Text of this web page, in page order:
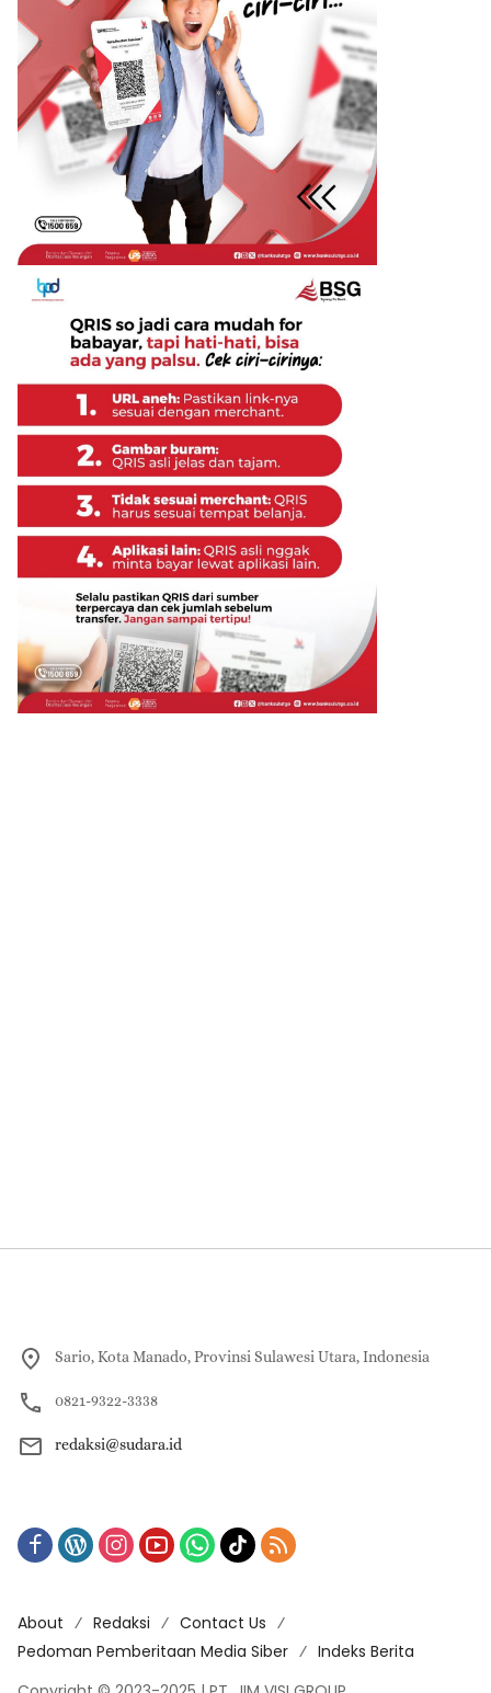
Sario, Kota Manado, Provinsi Sulawesi Utara, Indonesia
0821-9322-3338
redaksi@sudara.id
About Redaksi
Contact Us
Pedoman Pemberitaan Media Siber
Indeks Berita